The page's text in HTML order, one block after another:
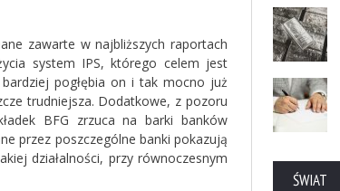
zawarte w najbliższych raportach
system IPS, którego celem jest
pogłębia on i tak mocno już
trudniejsza. Dodatkowe, z pozoru
BFG zrzuca na barki banków
przez poszczególne banki pokazują
działalności, przy równoczesnym
ŚWIAT